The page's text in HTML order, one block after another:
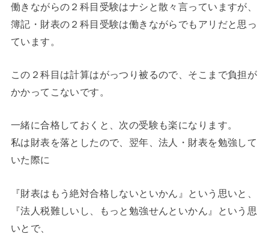
働きながらの２科目受験はナシと散々言っていますが、
簿記・財表の２科目受験は働きながらでもアリだと思っ
ています。
この２科目は計算はがっつり被るので、そこまで負担が
かかってこないです。
一緒に合格しておくと、次の受験も楽になります。
私は財表を落としたので、翌年、法人・財表を勉強して
いた際に
『財表はもう絶対合格しないといかん』という思いと、
『法人税難しいし、もっと勉強せんといかん』という思
いとで、